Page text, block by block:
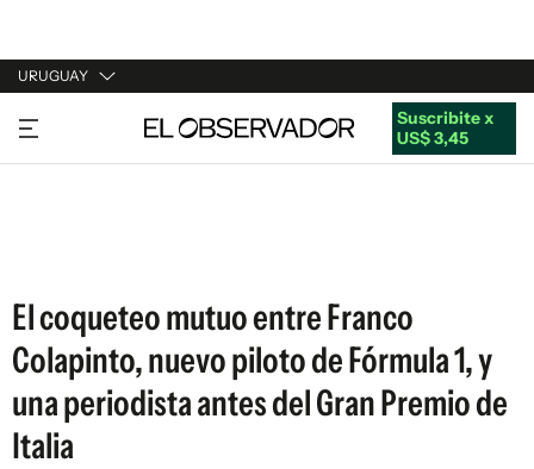
URUGUAY
URUGUAY
ARGENTINA
Suscribite x
US$ 3,45
El coqueteo mutuo entre Franco
Colapinto, nuevo piloto de Fórmula 1, y
una periodista antes del Gran Premio de
Italia